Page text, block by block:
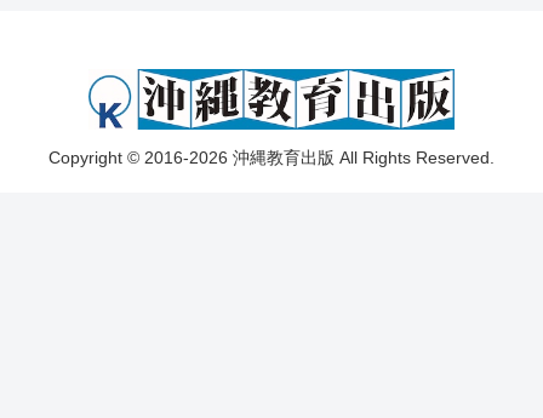
Copyright © 2016-2026 沖縄教育出版 All Rights Reserved.